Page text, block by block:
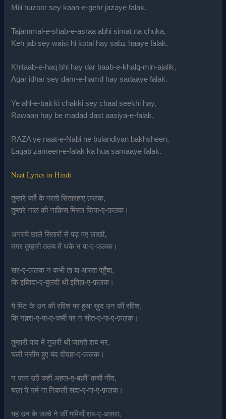
Mili huzoor sey kaan-e-gehr jazaye falak.
Tajammal-e-shab-e-asraa abhi simat na chuka,
Keh jab sey waisi hi kotal hay sabz haaye falak.
Khitaab-e-haq bhi hay dar baab-e-khalq-min-ajalik,
Agar idhar sey dam-e-hamd hay sadaaye falak.
Ye ahl-e-bait ki chakki sey chaal seekhi hay,
Rawaan hay be madad dast aasiya-e-falak.
RAZA ye naat-e-Nabi ne bulandiyan bakhsheen,
Laqab zameen-e-falak ka hua samaaye falak.
Naat Lyrics in Hindi
तुम्हारे ज़र्रे के परतो सितारहाए फ़लक,
तुम्हारे नाल की नाक़िस मिस्ल ज़िया-ए-फ़लक।
अगरचे छाले सितारों से पड़ गए लाखों,
मगर तुम्हारी तलब में थके न पा-ए-फ़लक।
सर-ए-फ़लक न कभी ता बा आस्तां पहुँचा,
कि इब्तिदा-ए-बुलंदी थी इंतिहा-ए-फ़लक।
ये मिट के उन की रविश पर हुआ ख़ुद उन की रविश,
कि नक़्श-ए-पा-ए-ज़मीं पर न सोत-ए-पा-ए-फ़लक।
तुम्हारी याद में गुज़री थी जागते शब भर,
चली नसीम हुए बंद दीदहा-ए-फ़लक।
न जाग उठें कहीं अहल-ए-बक़ी’ कची नींद,
चला ये नर्म ना निकली सदा-ए-पा-ए-फ़लक।
यह उन के जल्वे ने कीं गर्मियाँ शब-ए-असरा,